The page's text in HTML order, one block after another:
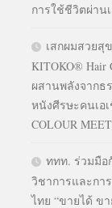
การใช้ชีวิตผ่าน
เสกผมสวยสุ
KITOKO®
ผสานพลังจากธ
หนังศีรษะคนเอเ
COLOUR
ททท. ร่วมมือ
วิชาการและกา
ไทย “ขายได้ ข